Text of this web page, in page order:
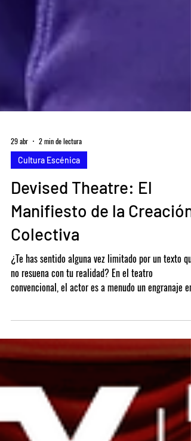
29 abr 2 min de lectura
Devised Theatre: El
Manifiesto de la Creación
Colectiva
¿Te has sentido alguna vez limitado por un texto que
no resuena con tu realidad? En el teatro
la visión de otro. Pero, ¿qué pasaría si tú fueras el
Theatre, el arte de crear desde el vacío absoluto. El
Fin de la Jerarquía: Autoría Compartida En nuestra
academia, el proceso de creación colectiva
rompiendo la idea del "autor único". Aquí no hay
protagonistas ni secun